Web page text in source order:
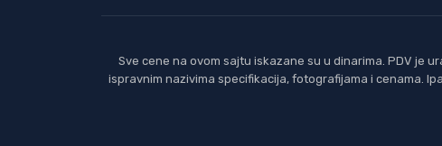
Sve cene na ovom sajtu iskazane su u dinarima. PDV je
ispravnim nazivima specifikacija, fotografijama i cenama.